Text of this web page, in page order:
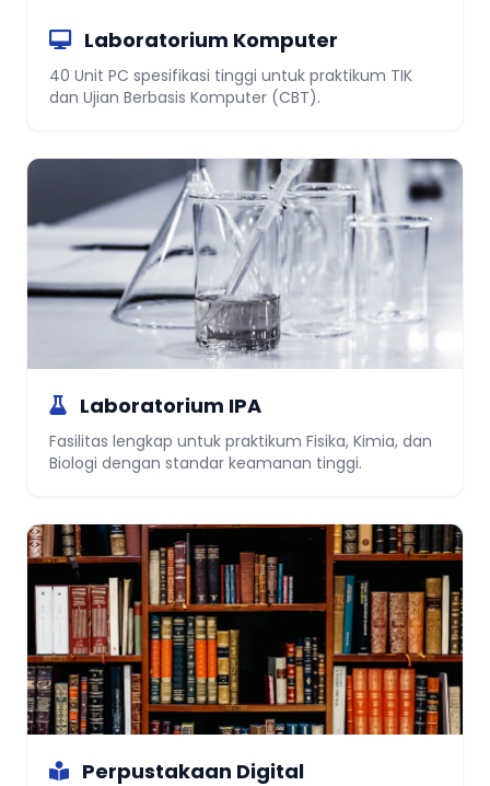
Laboratorium Komputer
40 Unit PC spesifikasi tinggi untuk praktikum TIK
dan Ujian Berbasis Komputer (CBT).
Laboratorium IPA
Fasilitas lengkap untuk praktikum Fisika, Kimia, dan
Biologi dengan standar keamanan tinggi.
Perpustakaan Digital